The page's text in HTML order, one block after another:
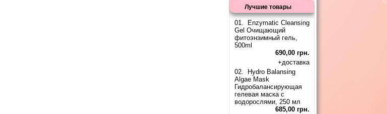
Лучшие товары
01.
Enzymatic Cleansing
Gel Очищающий
фитоэнзимный гель,
500ml
690,00 грн.
+доставка
02.
Hydro Balansing
Algae Mask
Гидробалансирующая
гелевая маска с
водорослями, 250 мл
685,00 грн.